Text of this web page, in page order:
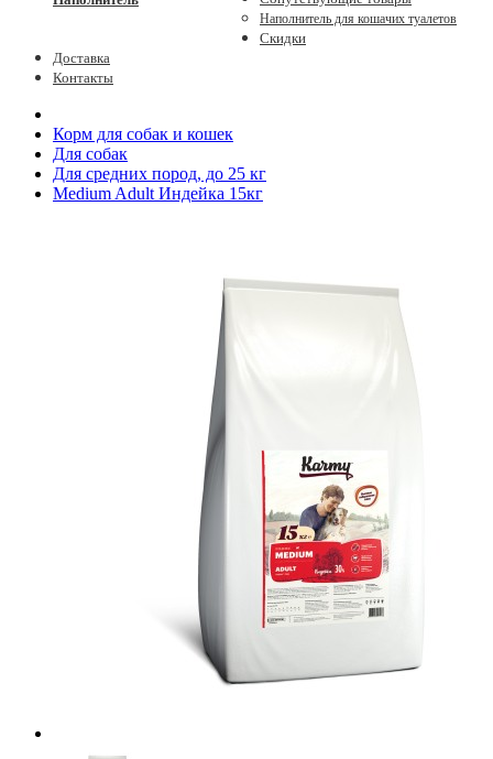
Наполнитель для кошачих туалетов
Скидки
Доставка
Контакты
Корм для собак и кошек
Для собак
Для средних пород, до 25 кг
Medium Adult Индейка 15кг